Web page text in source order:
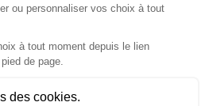
ou personnaliser vos choix à tout
à tout moment depuis le lien
de page.
des cookies.
là pour vous accompagner